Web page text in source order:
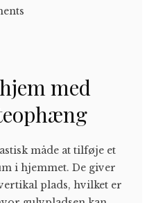
med
måde at tilføje et
i hjemmet. De giver
plads, hvilket er